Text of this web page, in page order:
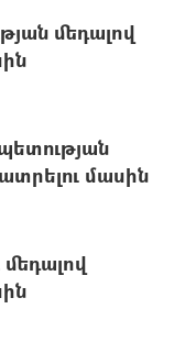
մեդալով
մասին